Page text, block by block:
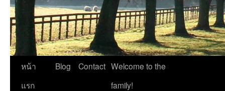
ข้าม
ไป
หน้า
แรก
Blog Contact Welcome to the
family!